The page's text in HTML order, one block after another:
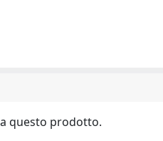
questo prodotto.